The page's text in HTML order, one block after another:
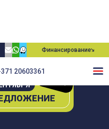
Финансирование
20603361 0€